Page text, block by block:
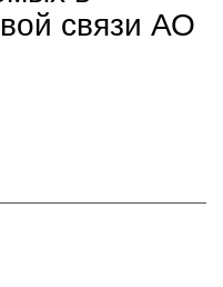
связи АО